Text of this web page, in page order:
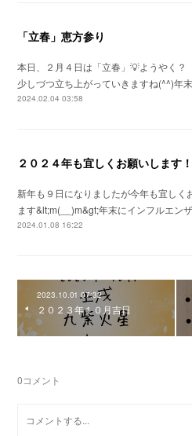
「立春」恵方参り
本日、２月４日は「立春」💡ようやく？
少しづつ立ち上がっていきますね(^^)年
2024.02.04 03:58
２０２４年も宜しくお願いします！
新年も９日になりましたが今年も宜しく
ます&lt;m(__)m&gt;年末にインフルエン
2024.01.08 16:22
2023.10.01 07:32
２０２３年１０月吉日
0コメント